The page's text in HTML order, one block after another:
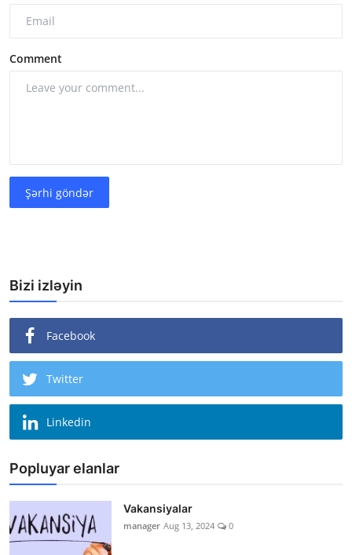
Comment
Şərhi göndər
Bizi izləyin
Facebook
Twitter
Linkedin
Popluyar elanlar
Vakansiyalar
manager Aug 13, 2024 0